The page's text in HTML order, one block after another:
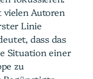
vielen Autoren
Linie
dass das
Situation einer
zu